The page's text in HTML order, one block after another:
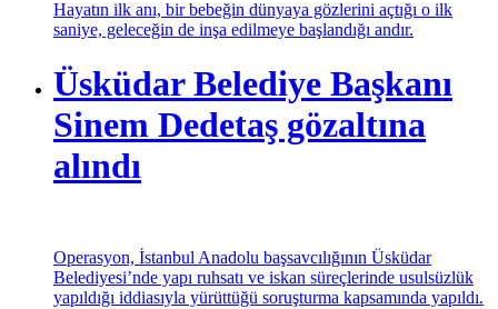
Hayatın ilk anı, bir bebeğin dünyaya gözlerini açtığı o ilk
saniye, geleceğin de inşa edilmeye başlandığı andır.
Üsküdar Belediye Başkanı
Sinem Dedetaş gözaltına
alındı
Operasyon, İstanbul Anadolu başsavcılığının Üsküdar
Belediyesi’nde yapı ruhsatı ve iskan süreçlerinde usulsüzlük
yapıldığı iddiasıyla yürüttüğü soruşturma kapsamında yapıldı.